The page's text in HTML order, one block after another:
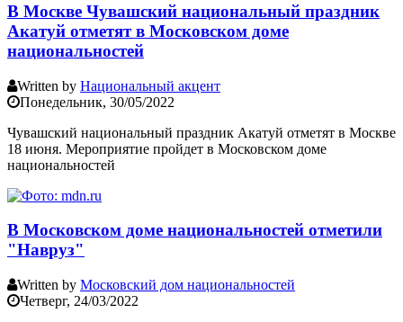
В Москве Чувашский национальный праздник
Акатуй отметят в Московском доме
национальностей
Written by Национальный акцент
Понедельник, 30/05/2022
Чувашский национальный праздник Акатуй отметят в Москве
18 июня. Мероприятие пройдет в Московском доме
национальностей
В Московском доме национальностей отметили
"Навруз"
Written by Московский дом национальностей
Четверг, 24/03/2022